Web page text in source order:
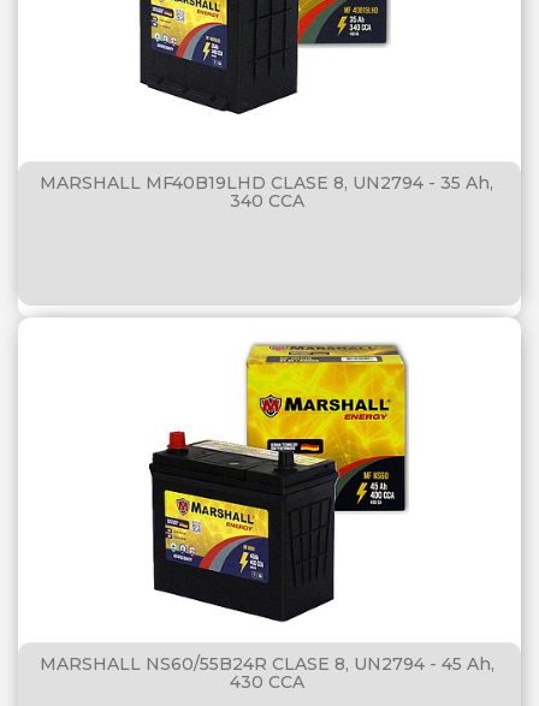
MARSHALL MF40B19LHD CLASE 8, UN2794 - 35 Ah,
340 CCA
MARSHALL NS60/55B24R CLASE 8, UN2794 - 45 Ah,
430 CCA